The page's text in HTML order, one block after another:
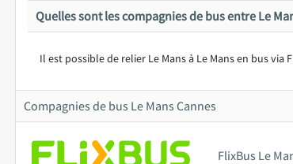
Quelles sont les compagnies de bus entre Le
Il est possible de relier Le Mans à Le Mans en bus via
Compagnies de bus Le Mans Cannes
FlixBus Le